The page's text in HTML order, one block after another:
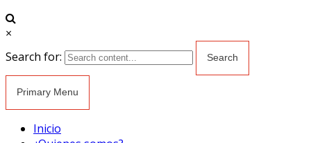
×
Search for:
Primary Menu
Inicio